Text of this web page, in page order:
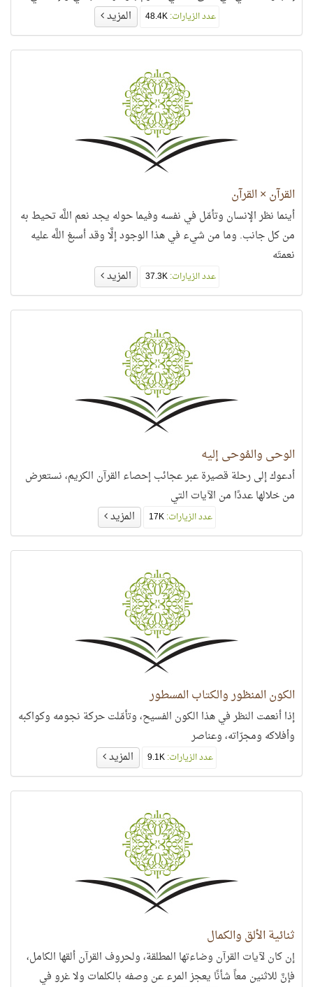
عدد الزيارات:48.4K المزيد
القرآن × القرآن
أينما نظر الإنسان وتأمّل في نفسه وفيما حوله يجد نعم اللَّه تحيط به
من كل جانب. وما من شيء في هذا الوجود إلَّا وقد أسبغ اللَّه عليه
نعمتَه
عدد الزيارات:37.3K المزيد
الوحي والمُوحى إليه
أدعوك إلى رحلة قصيرة عبر عجائب إحصاء القرآن الكريم، نستعرض
من خلالها عددًا من الآيات التي
عدد الزيارات:17K المزيد
الكون المنظور والكتاب المسطور
إذا أنعمت النظر في هذا الكون الفسيح، وتأمّلت حركة نجومه وكواكبه
وأفلاكه ومجرّاته، وعناصر
عدد الزيارات: المزيد
ثنائية الألق والكمال
إن كان لآيات القرآن وضاءتها المطلقة، ولحروف القرآن ألقها الكامل،
فإنَّ للاثنين معاً شأنًا يعجز المرء عن وصفه بالكلمات ولا غرو في